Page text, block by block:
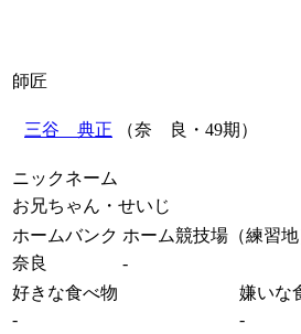
師匠
三谷 典正 （奈 良・49期）
ニックネーム
お兄ちゃん・せいじ
ホームバンク ホーム競技場（練習地
奈良
-
好きな食べ物
嫌いな
-
-